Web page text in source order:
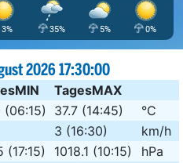
3% 35% 5% 0%
2026 17:30:00
TagesMAX
(06:15) 37.7 (14:45)
°C
3 (16:30)
km/h
(17:15) 1018.1 (10:15)
hPa